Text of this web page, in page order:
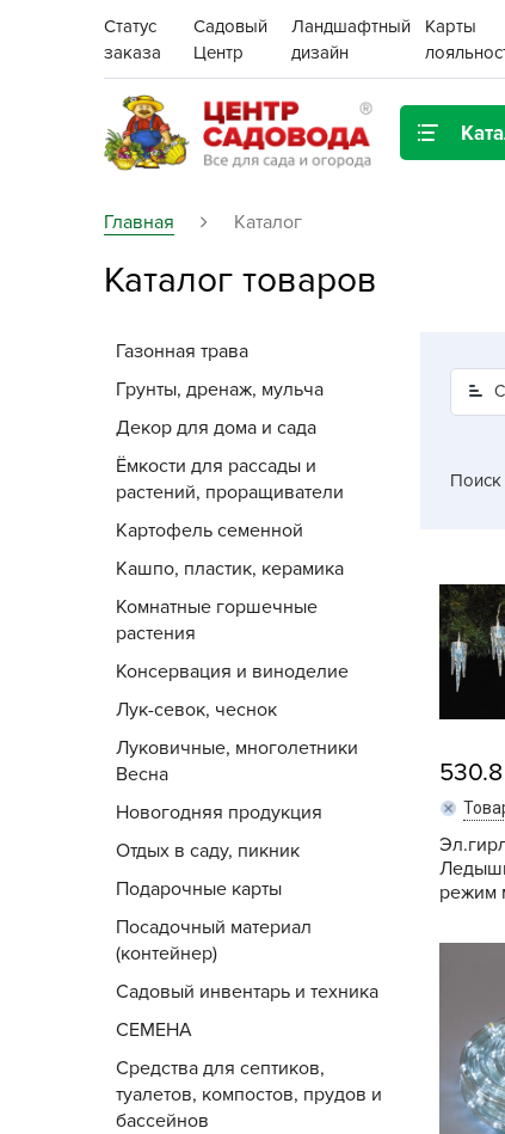
Статус
заказа
Садовый
Центр
Ландшафтный
дизайн
Карты
Газонная трава
Грунты, дренаж, мульча
Ёмкости для рассады и
растений,
проращиватели
Картофель семенной
керамика
Комнатные горшечные
Консервация и
Лук-севок, чеснок
Луковичные,
многолетники Весна
Новогодняя продукция
Подарочные карты
Посадочный материал
(контейнер)
Главная Каталог
Каталог товаров
Газонная трава
Грунты, дренаж, мульча
Декор для дома и сада
Ёмкости для рассады и
растений, проращиватели
Картофель семенной
Кашпо, пластик, керамика
Комнатные горшечные
растения
Консервация и виноделие
Лук-севок, чеснок
Луковичные, многолетники
Весна
Новогодняя продукция
Отдых в саду, пикник
Подарочные карты
Посадочный материал
(контейнер)
Садовый инвентарь и техника
СЕМЕНА
Средства для септиков,
туалетов, компостов, прудов и
бассейнов
Поиск
530.8
режим